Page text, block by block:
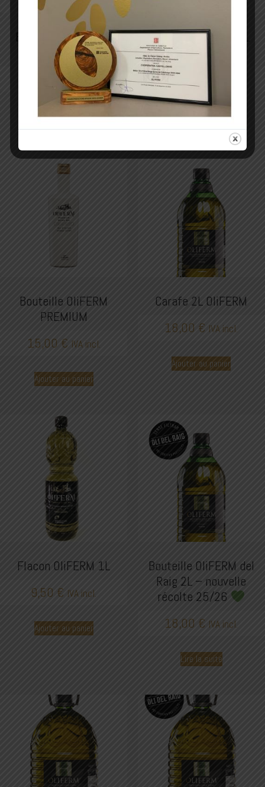
Bouteille de 500ML
OliFERM
8,00€ IVA incl.
Ajouter au panier
Bouteille de 750ML
OliFERM
9,00
IVA incl.
Ajouter au panier
Bouteille OliFERM
PREMIUM
15,00 € IVA incl.
Ajouter au panier
Carafe 2L OliFERM
18,00 € IVA incl.
Ajouter au panier
Flacon OliFERM 1L
9,50 € IVA incl.
Ajouter au panier
Bouteille OliFERM del
Raig 2L – nouvelle
récolte 25/26
18,00 € IVA incl.
Lire la suite